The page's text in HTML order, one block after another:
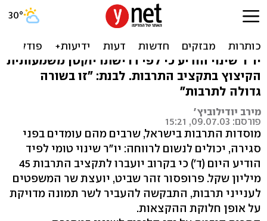
לפיד גייס 45 מיליון שקלים
יו"ר שינוי הודיע כי לפי דרישתו יוקטן משמעותית
הקיצוץ בתקציב התרבות. לבנת: "זו בשורה
גדולה לתרבות"
מירב יודילוביץ'
פורסם: 09.07.03, 15:21
מוסדות התרבות בישראל, שרבים מהם עומדים בפני
סגירה, יכולים לנשום לרווחה: יו"ר שינוי טומי לפיד
הודיע היום (ד') כי בקרוב יועברו לתקציב התרבות 45
מיליון שקל. פרופסור זהר שביט, יועצת שר המשפטים
לענייני תרבות, התבקשה להעביר לשר תמונה מדויקת
על אופן חלוקת ההקצאות.